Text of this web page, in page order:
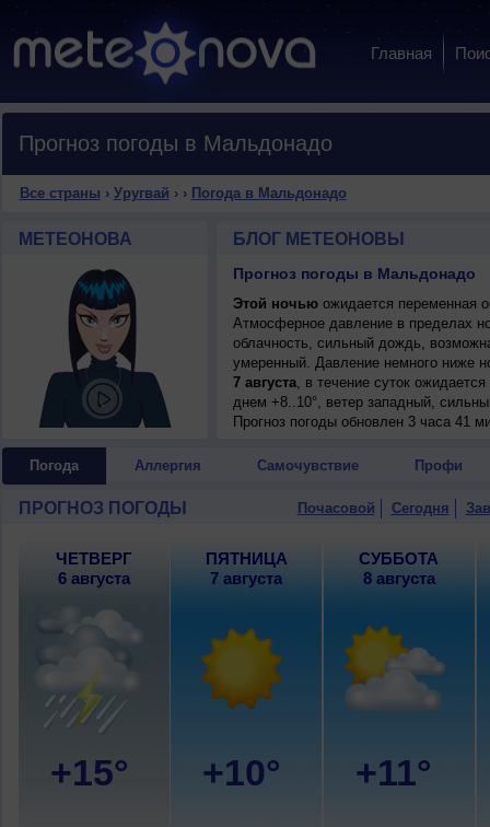
Главная
Прогноз погоды в Мальдонадо
Все страны › Уругвай › › Погода в Мальдонадо
МЕТЕОНОВА БЛОГ МЕТЕОНОВЫ
Прогноз погоды в Мальдонадо
Этой ночьюожидается переменная
Атмосферное давление в пределах
облачность, сильный дождь,
умеренный. Давление немного ниже
7 августа, в течение суток
днем +8..10°, ветер западный,
8 августа, в течение суток
9 августа, ожидается ясная погода;
Прогноз погоды обновлен 3 часа 41
Погода Аллергия Самочувствие Профи
ПРОГНОЗ ПОГОДЫ Почасовой Сегодня
ЧЕТВЕРГ
6 августа
+15°
ПЯТНИЦА
7 августа
+10°
СУББОТА
8 августа
+11°